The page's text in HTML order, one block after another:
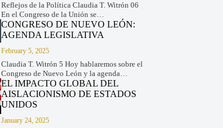
Reflejos de la Política Claudia T. Witrón 06
En el Congreso de la Unión se…
CONGRESO DE NUEVO LEÓN:
AGENDA LEGISLATIVA
February 5, 2025
Claudia T. Witrón 5 Hoy hablaremos sobre el
Congreso de Nuevo León y la agenda…
EL IMPACTO GLOBAL DEL
AISLACIONISMO DE ESTADOS
UNIDOS
January 24, 2025